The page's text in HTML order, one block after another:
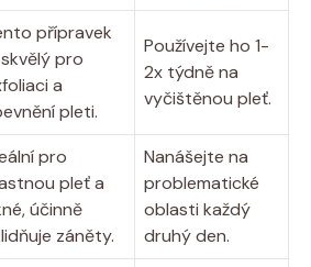
přípravek
pro
a
pleti.
Používejte ho 1-
2x týdně na
vyčištěnou pleť.
pro
pleť a
účinně
záněty.
Nanášejte na
problematické
oblasti každý
druhý den.